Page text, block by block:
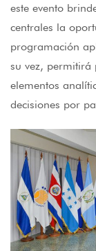
este evento
centrales la
programación
su vez,
elementos
decisiones por